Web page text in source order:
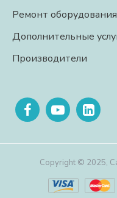
Ремонт оборудования
Дополнительные
Производители
Copyright © 2025,